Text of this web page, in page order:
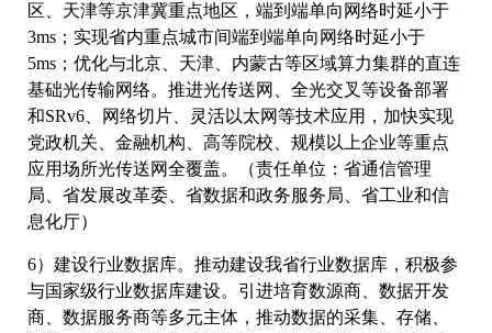
区、天津等京津冀重点地区，端到端单向网络时延小于
3ms；实现省内重点城市间端到端单向网络时延小于
5ms；优化与北京、天津、内蒙古等区域算力集群的直连
基础光传输网络。推进光传送网、全光交叉等设备部署
和SRv6、网络切片、灵活以太网等技术应用，加快实现
党政机关、金融机构、高等院校、规模以上企业等重点
应用场所光传送网全覆盖。（责任单位：省通信管理
局、省发展改革委、省数据和政务服务局、省工业和信
息化厅）
6）建设行业数据库。推动建设我省行业数据库，积极参
与国家级行业数据库建设。引进培育数源商、数据开发
商、数据服务商等多元主体，推动数据的采集、存储、